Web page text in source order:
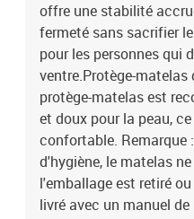
offre une stabilité
fermeté sans sacrifier
pour les personnes qui
ventre.Protège-matelas
protège-matelas est
et doux pour la peau,
confortable. Remarque
d'hygiène, le matelas
l'emballage est retiré
livré avec un manuel